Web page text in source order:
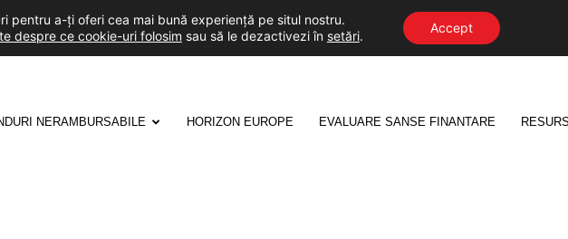
NERAMBURSABILE HORIZON EUROPE EVALUARE SANSE FINANTARE
pentru a-ți oferi cea mai bună experiență pe situl nostru.
despre ce cookie-uri folosim sau să le dezactivezi în setări.
Accept